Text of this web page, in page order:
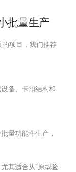
批量生产
的项目，我们推荐
备、卡扣结构和
量功能件生产，
其适合从“原型验